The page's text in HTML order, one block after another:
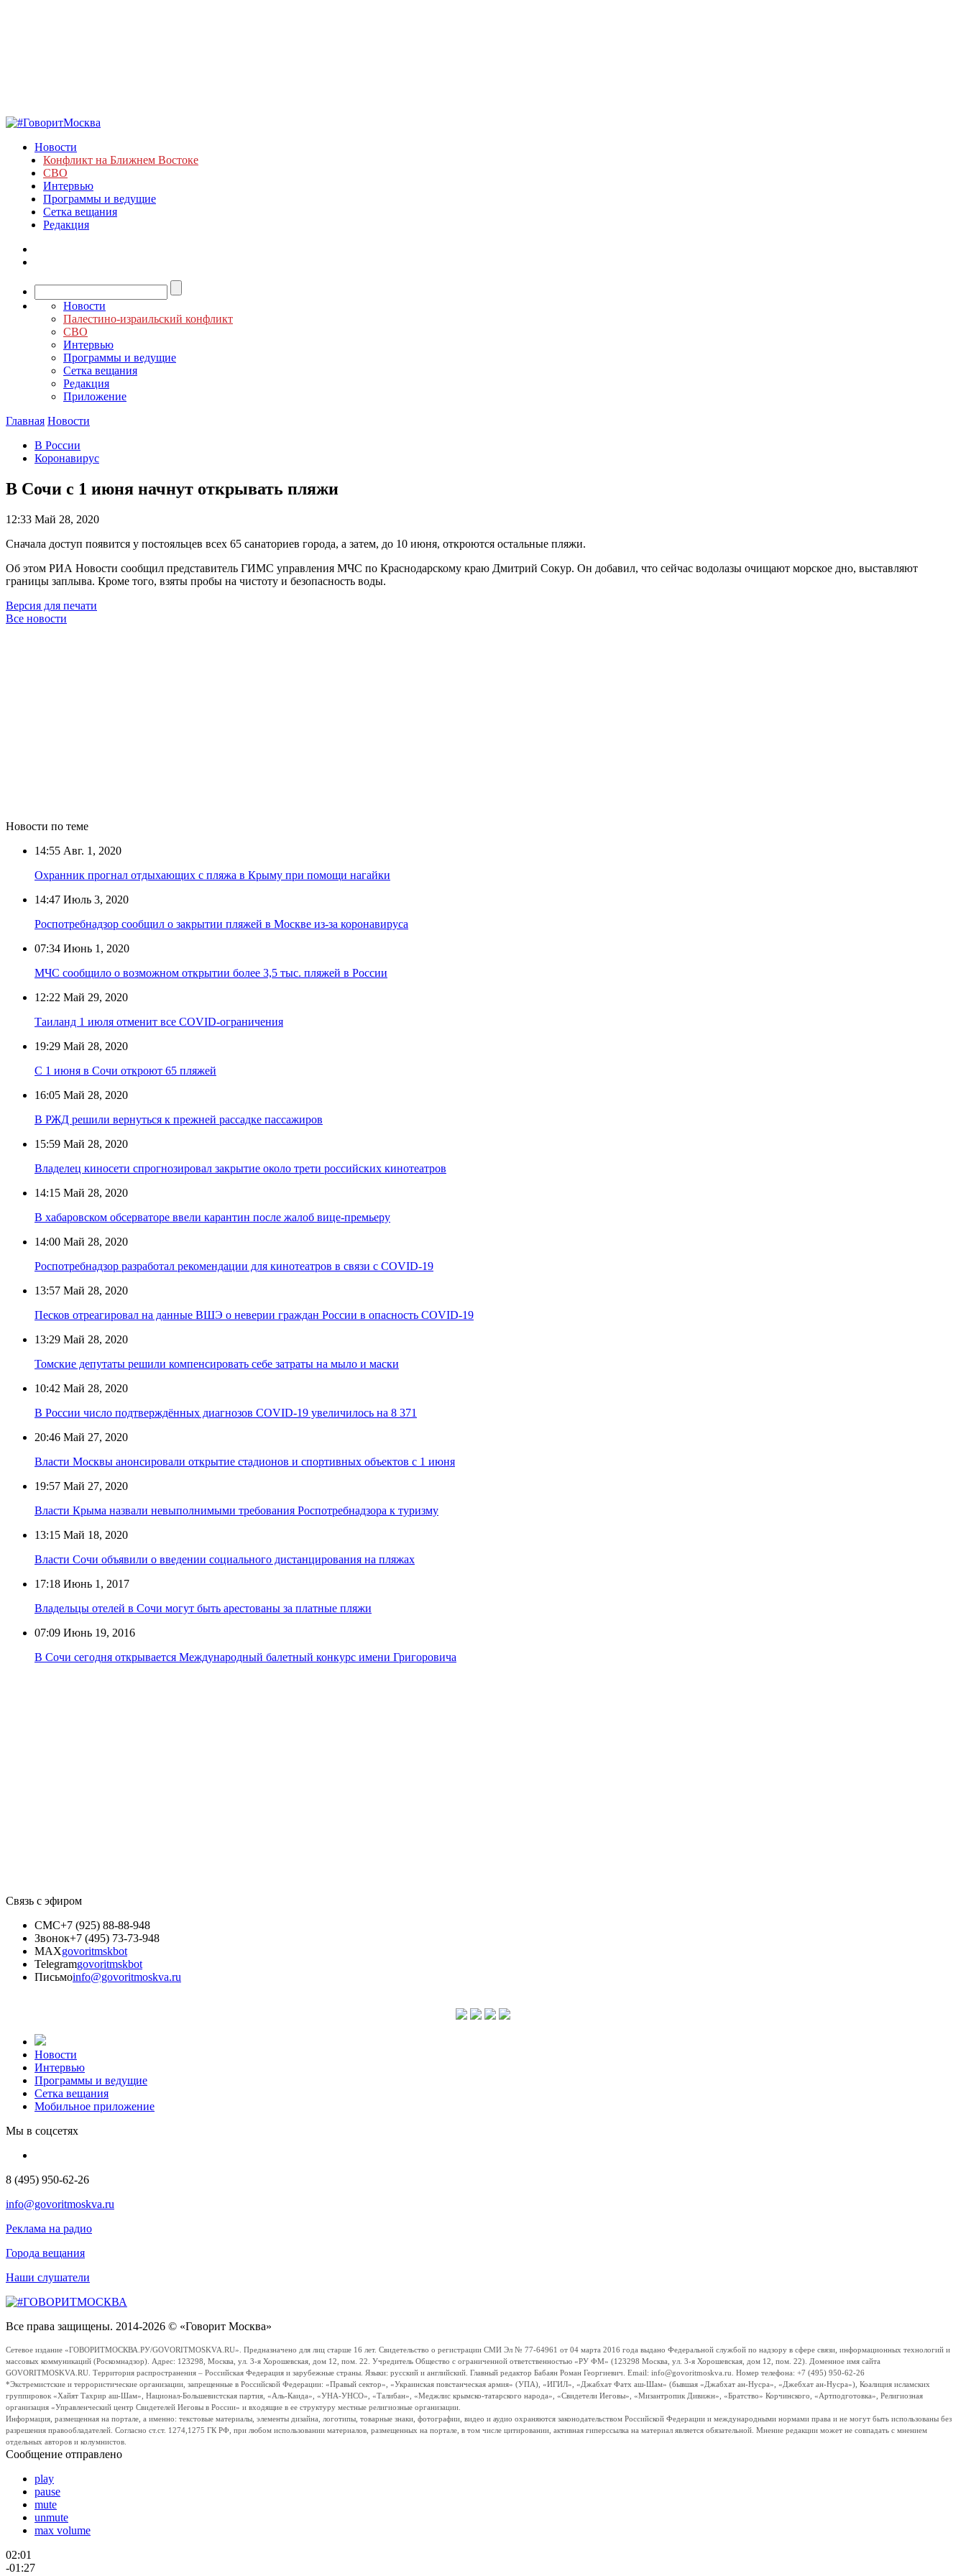
Новости
Конфликт на Ближнем Востоке
СВО
Интервью
Программы и ведущие
Сетка вещания
Редакция
Новости
Палестино-израильский конфликт
СВО
Интервью
Программы и ведущие
Сетка вещания
Редакция
Приложение
Главная Новости
В России
Коронавирус
В Сочи с 1 июня начнут открывать пляжи
12:33 Май 28, 2020
Сначала доступ появится у постояльцев всех 65 санаториев города, а затем, до 10 июня, откроются остальные пляжи.
Об этом РИА Новости сообщил представитель ГИМС управления МЧС по Краснодарскому краю Дмитрий Сокур. Он добавил, что сейчас водолазы очищают морское дно, выставляют
границы заплыва. Кроме того, взяты пробы на чистоту и безопасность воды.
Версия для печати
Все новости
Новости по теме
14:55 Авг. 1, 2020
Охранник прогнал отдыхающих с пляжа в Крыму при помощи нагайки
14:47 Июль 3, 2020
Роспотребнадзор сообщил о закрытии пляжей в Москве из-за коронавируса
07:34 Июнь 1, 2020
МЧС сообщило о возможном открытии более 3,5 тыс. пляжей в России
12:22 Май 29, 2020
Таиланд 1 июля отменит все COVID-ограничения
19:29 Май 28, 2020
С 1 июня в Сочи откроют 65 пляжей
16:05 Май 28, 2020
В РЖД решили вернуться к прежней рассадке пассажиров
15:59 Май 28, 2020
Владелец киносети спрогнозировал закрытие около трети российских кинотеатров
14:15 Май 28, 2020
В хабаровском обсерваторе ввели карантин после жалоб вице-премьеру
14:00 Май 28, 2020
Роспотребнадзор разработал рекомендации для кинотеатров в связи с COVID-19
13:57 Май 28, 2020
Песков отреагировал на данные ВШЭ о неверии граждан России в опасность COVID-19
13:29 Май 28, 2020
Томские депутаты решили компенсировать себе затраты на мыло и маски
10:42 Май 28, 2020
В России число подтверждённых диагнозов COVID-19 увеличилось на 8 371
20:46 Май 27, 2020
Власти Москвы анонсировали открытие стадионов и спортивных объектов с 1 июня
19:57 Май 27, 2020
Власти Крыма назвали невыполнимыми требования Роспотребнадзора к туризму
13:15 Май 18, 2020
Власти Сочи объявили о введении социального дистанцирования на пляжах
17:18 Июнь 1, 2017
Владельцы отелей в Сочи могут быть арестованы за платные пляжи
07:09 Июнь 19, 2016
В Сочи сегодня открывается Международный балетный конкурс имени Григоровича
Связь с эфиром
СМС+7 (925) 88-88-948
Звонок+7 (495) 73-73-948
MAXgovoritmskbot
Telegramgovoritmskbot
Письмоinfo@govoritmoskva.ru
Новости
Интервью
Программы и ведущие
Сетка вещания
Мобильное приложение
Мы в соцсетях
8 (495) 950-62-26
info@govoritmoskva.ru
Реклама на радио
Города вещания
Наши слушатели
Все права защищены. 2014-2026 © «Говорит Москва»
Сетевое издание «ГОВОРИТМОСКВА.РУ/GOVORITMOSKVA.RU». Предназначено для лиц старше 16 лет. Свидетельство о регистрации СМИ Эл № 77-64961 от 04 марта 2016 года выдано Федеральной службой по надзору в сфере связи, информационных технологий и
массовых коммуникаций (Роскомнадзор). Адрес: 123298, Москва, ул. 3-я Хорошевская, дом 12, пом. 22. Учредитель Общество с ограниченной ответственностью «РУ ФМ» (123298 Москва, ул. 3-я Хорошевская, дом 12, пом. 22). Доменное имя сайта
GOVORITMOSKVA.RU. Территория распространения – Российская Федерация и зарубежные страны. Языки: русский и английский. Главный редактор Бабаян Роман Георгиевич. Email: info@govoritmoskva.ru. Номер телефона: +7 (495) 950-62-26
*Экстремистские и террористические организации, запрещенные в Российской Федерации: «Правый сектор», «Украинская повстанческая армия» (УПА), «ИГИЛ», «Джабхат Фатх аш-Шам» (бывшая «Джабхат ан-Нусра», «Джебхат ан-Нусра»), Коалиция исламских
группировок «Хайят Тахрир аш-Шам», Национал-Большевистская партия, «Аль-Каида», «УНА-УНСО», «Талибан», «Меджлис крымско-татарского народа», «Свидетели Иеговы», «Мизантропик Дивижн», «Братство» Корчинского, «Артподготовка», Религиозная
организация «Управленческий центр Свидетелей Иеговы в России» и входящие в ее структуру местные религиозные организации.
Информация, размещенная на портале, а именно: текстовые материалы, элементы дизайна, логотипы, товарные знаки, фотографии, видео и аудио охраняются законодательством Российской Федерации и международными нормами права и не могут быть использованы без
разрешения правообладателей. Согласно ст.ст. 1274,1275 ГК РФ, при любом использовании материалов, размещенных на портале, в том числе цитировании, активная гиперссылка на материал является обязательной. Мнение редакции может не совпадать с мнением
отдельных авторов и колумнистов.
Сообщение отправлено
play
pause
mute
unmute
max volume
02:01
-01:27